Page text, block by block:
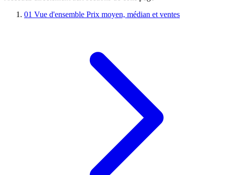
01 Vue d'ensemble Prix moyen, médian et ventes